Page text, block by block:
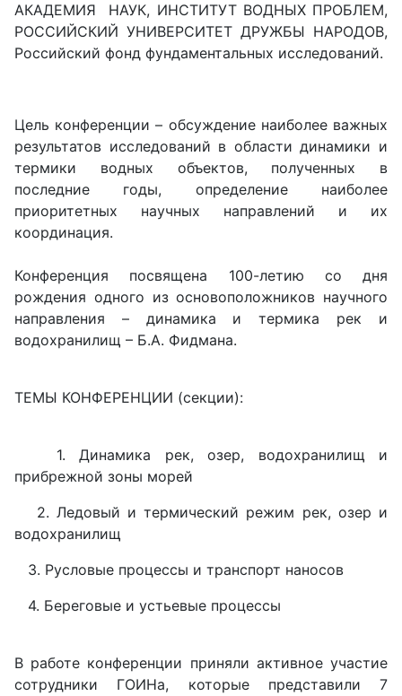
АКАДЕМИЯ НАУК, ИНСТИТУТ ВОДНЫХ ПРОБЛЕМ,
РОССИЙСКИЙ УНИВЕРСИТЕТ ДРУЖБЫ НАРОДОВ,
Российский фонд фундаментальных исследований.
Цель конференции – обсуждение наиболее важных
результатов исследований в области динамики и
термики водных объектов, полученных в
последние годы, определение наиболее
приоритетных научных направлений и их
координация.
Конференция посвящена 100-летию со дня
рождения одного из основоположников научного
направления – динамика и термика рек и
водохранилищ – Б.А. Фидмана.
ТЕМЫ КОНФЕРЕНЦИИ (секции):
1. Динамика рек, озер, водохранилищ и
прибрежной зоны морей
2. Ледовый и термический режим рек, озер и
водохранилищ
3. Русловые процессы и транспорт наносов
4. Береговые и устьевые процессы
В работе конференции приняли активное участие
сотрудники ГОИНа, которые представили 7